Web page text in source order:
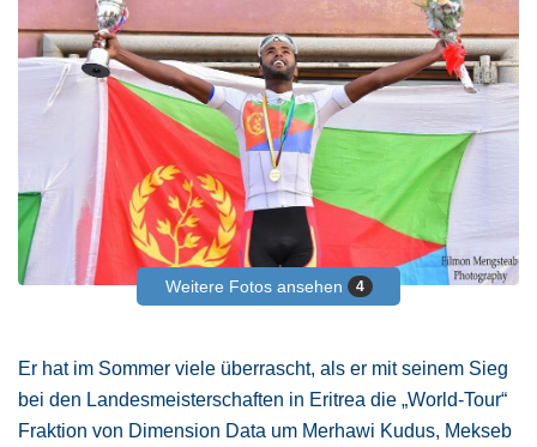
Weitere Fotos ansehen 4
Er hat im Sommer viele überrascht, als er mit seinem Sieg
bei den Landesmeisterschaften in Eritrea die „World-Tour“
Fraktion von Dimension Data um Merhawi Kudus, Mekseb